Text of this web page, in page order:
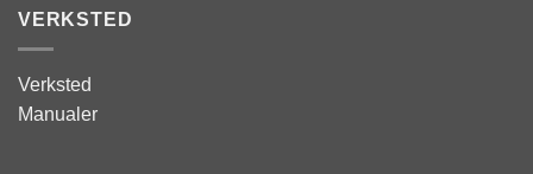
VERKSTED
Verksted
Manualer